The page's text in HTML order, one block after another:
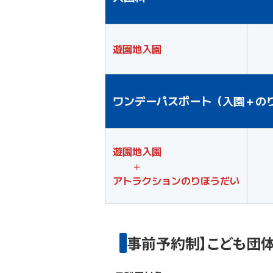
遊園地入園
ワンデーパスポート（入園＋の
遊園地入園
＋
アトラクションのりほうだい
【事前予約制】こども